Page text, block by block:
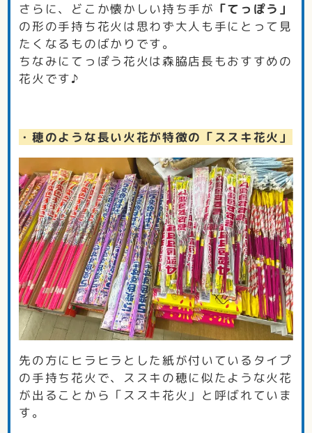
さらに、どこか懐かしい持ち手が 「てっぽう」
の形の手持ち花火は思わず大人も手にとって見
たくなるものばかりです。
ちなみにてっぽう花火は森脇店長もおすすめの
花火です♪
・穂のような長い火花が特徴の「ススキ花火」
先の方にヒラヒラとした紙が付いているタイプ
の手持ち花火で、ススキの穂に似たような火花
が出ることから「ススキ花火」と呼ばれていま
す。